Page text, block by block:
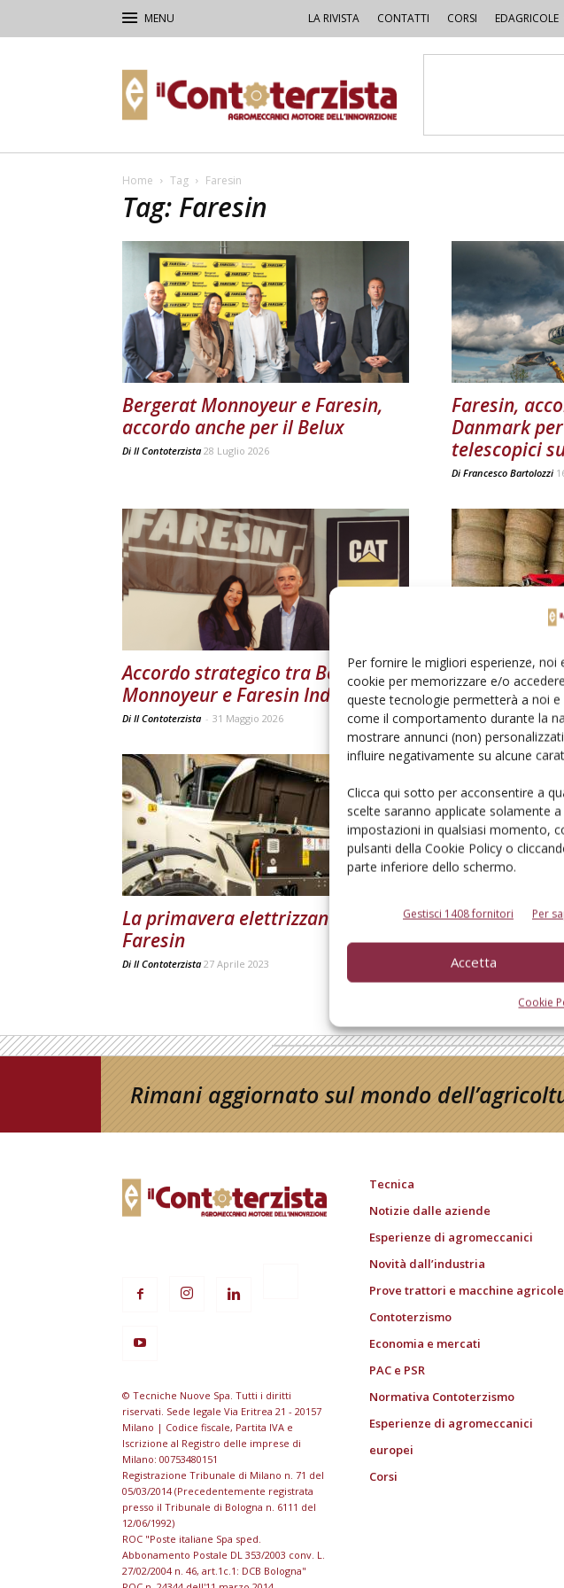
Per fornire le migliori esperienze,
cookie per memorizzare e/o
queste tecnologie permetterà a noi
come il comportamento durante la
mostrare annunci (non)
influire negativamente su alcune
Clicca qui sotto per acconsentire a
scelte saranno applicate solamente
impostazioni in qualsiasi momento,
pulsanti della Cookie Policy o
parte inferiore dello schermo.
Gestisci 1408 fornitori Per
Accetta
Cookie
LA RIVISTA CONTATTI CORSI EDAGRICOLE
Contoterzista
Home Tag Faresin
Tag: Faresin
Bergerat Monnoyeur e Faresin,
accordo anche per il Belux
Di Il Contoterzista 28 Luglio 2026
Faresin,
Danmark
telescopici
Di Francesco Bartolozzi
Accordo strategico tra Bergerat
Monnoyeur e Faresin Industries
Di Il Contoterzista - 31 Maggio 2026
Faresin e
DiIl Contoterzista 5
La primavera elettrizzante di
Faresin
Di Il Contoterzista 27 Aprile 2023
Nuovo sito
DiIl Contoterzista 17
Rimani aggiornato sul mondo
© Tecniche Nuove Spa. Tutti i diritti
riservati. Sede legale Via Eritrea 21 - 20157
Milano | Codice fiscale, Partita IVA e
Iscrizione al Registro delle imprese di
Milano: 00753480151
Registrazione Tribunale di Milano n. 71 del
05/03/2014 (Precedentemente registrata
presso il Tribunale di Bologna n. 6111 del
12/06/1992)
ROC "Poste italiane Spa sped.
Abbonamento Postale DL 353/2003 conv. L.
27/02/2004 n. 46, art.1c.1: DCB Bologna"
Tecnica
Notizie dalle aziende
Esperienze di agromeccanici
Novità dall’industria
Prove trattori e macchine agricole
Contoterzismo
Economia e mercati
PAC e PSR
Normativa Contoterzismo
Esperienze di agromeccanici
europei
Corsi